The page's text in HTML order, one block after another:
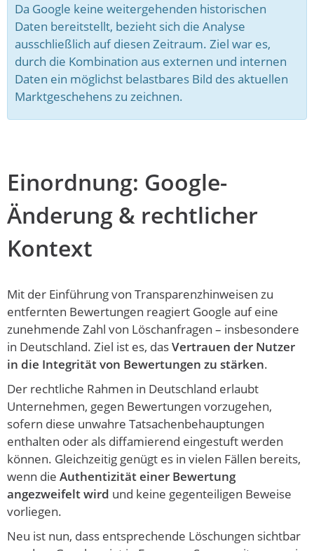
Da Google keine weitergehenden historischen
Daten bereitstellt, bezieht sich die Analyse
ausschließlich auf diesen Zeitraum. Ziel war es,
durch die Kombination aus externen und internen
Daten ein möglichst belastbares Bild des aktuellen
Marktgeschehens zu zeichnen.
Einordnung: Google-
Änderung & rechtlicher
Kontext
Mit der Einführung von Transparenzhinweisen zu
entfernten Bewertungen reagiert Google auf eine
zunehmende Zahl von Löschanfragen – insbesondere
in Deutschland. Ziel ist es, dasVertrauen der Nutzer
in die Integrität von Bewertungen zu stärken.
Der rechtliche Rahmen in Deutschland erlaubt
Unternehmen, gegen Bewertungen vorzugehen,
sofern diese unwahre Tatsachenbehauptungen
enthalten oder als diffamierend eingestuft werden
können. Gleichzeitig genügt es in vielen Fällen bereits,
wenn die Authentizität einer Bewertung
angezweifelt wird und keine gegenteiligen Beweise
vorliegen.
Neu ist nun, dass entsprechende Löschungen sichtbar